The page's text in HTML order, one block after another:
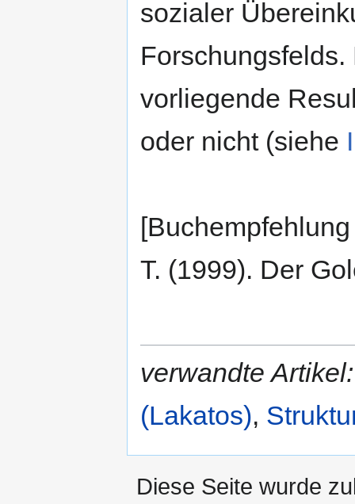
sozialer
vorliegende
oder nicht (siehe
T. (1999). Der
verwandte Artikel:
(Lakatos),
Diese Seite wurde